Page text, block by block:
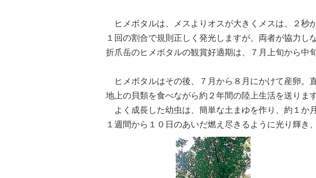
ヒメボタルは、メスよりオスが大きくメスは、２秒
１回の割合で規則正しく発光しますが、両者が協力し
折爪岳のヒメボタルの観賞好適期は、７月上旬から中
ヒメボタルはその後、７月から８月にかけて産卵。
地上の貝類を食べながら約２年間の陸上生活を送ります
よく成長した幼虫は、簡単な土まゆを作り、約１か
１週間から１０日のあいだ燃え尽きるように光り輝き